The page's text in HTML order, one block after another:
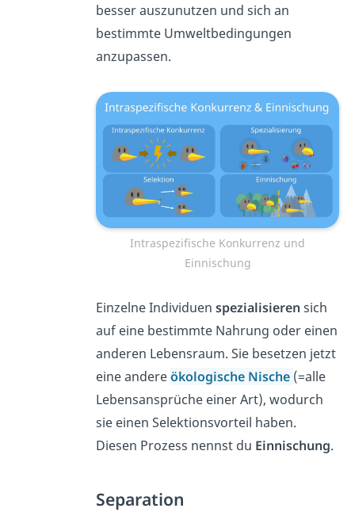
besser auszunutzen und sich an
bestimmte Umweltbedingungen
anzupassen.
Intraspezifische Konkurrenz und
Einnischung
Einzelne Individuenspezialisieren sich
auf eine bestimmte Nahrung oder einen
anderen Lebensraum. Sie besetzen jetzt
eine andereökologische Nische (=alle
Lebensansprüche einer Art), wodurch
sie einen Selektionsvorteil haben.
Diesen Prozess nennst du Einnischung.
Separation